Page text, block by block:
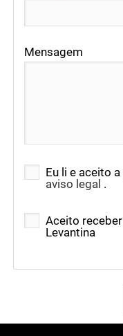
Mensagem
Eu li e aceito a
aviso legal .
Aceito
Levantina